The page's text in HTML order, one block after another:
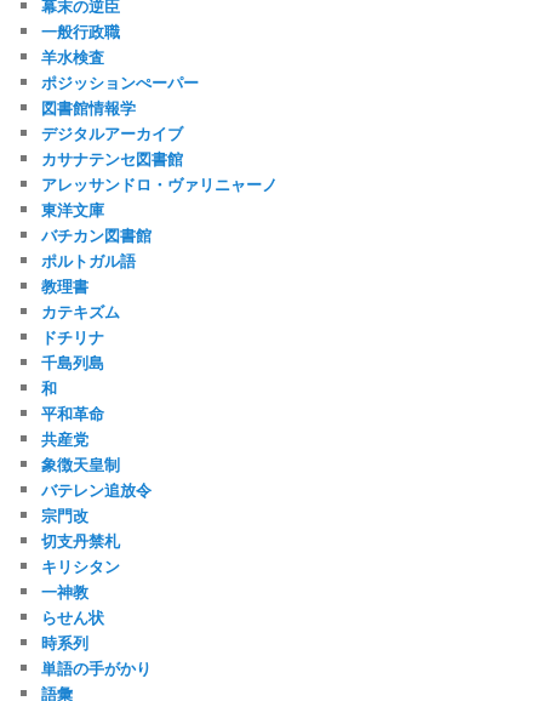
幕末の逆臣
一般行政職
羊水検査
ポジッションぺーパー
図書館情報学
デジタルアーカイブ
カサナテンセ図書館
アレッサンドロ・ヴァリニャーノ
東洋文庫
バチカン図書館
ポルトガル語
教理書
カテキズム
ドチリナ
千島列島
和
平和革命
共産党
象徴天皇制
バテレン追放令
宗門改
切支丹禁札
キリシタン
一神教
らせん状
時系列
単語の手がかり
語彙